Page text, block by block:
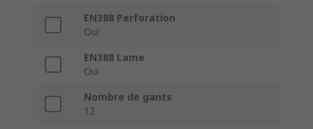
EN388 Perforation
Oui
EN388 Lame
Oui
Nombre de gants
12